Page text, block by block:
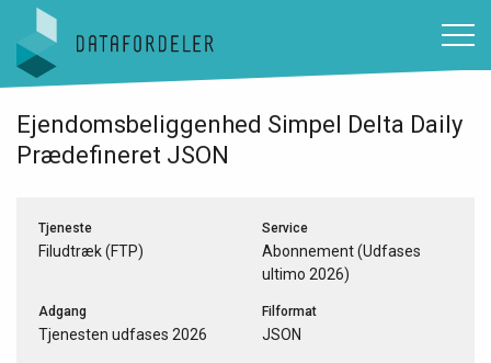
Gå til sidens indhold
Ejendomsbeliggenhed Simpel Delta Daily
Prædefineret JSON
Tjeneste
Filudtræk (FTP)
Service
Abonnement (Udfases
ultimo 2026)
Adgang
Tjenesten udfases 2026
Filformat
JSON